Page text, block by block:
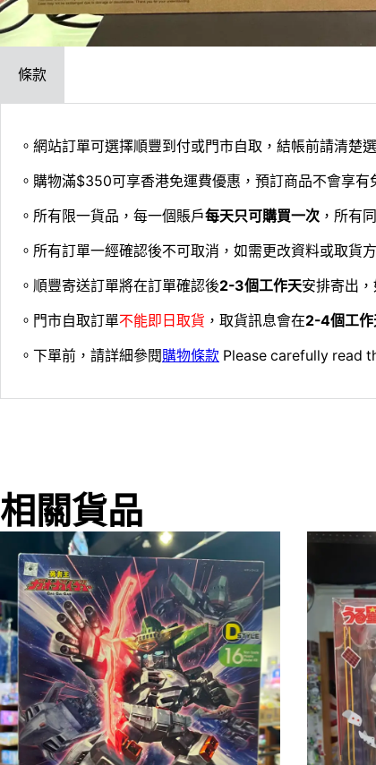
條款
。網站訂單可選擇順豐到付或門市自取，結帳前請清楚
。購物滿$350可享香港免運費優惠，預訂商品不會享有
。所有限一貨品，每一個賬戶每天只可購買一次 ，所有
。所有訂單一經確認後不可取消，如需更改資料或取貨
。順豐寄送訂單將在訂單確認後2-3個工作天安排寄出
。門市自取訂單不能即日取貨 ，取貨訊息會在2-4個工作
。下單前，請詳細參閱購物條款 Please carefully read
相關貨品